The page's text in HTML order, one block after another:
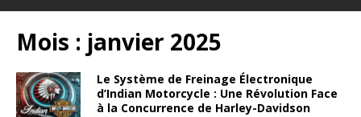
Mois : janvier 2025
Le Système de Freinage Électronique
d’Indian Motorcycle : Une Révolution Face
à la Concurrence de Harley-Davidson